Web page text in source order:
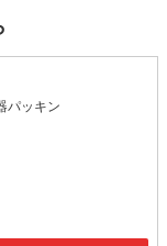
パッキン